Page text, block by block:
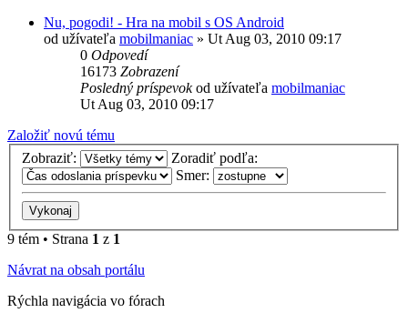
Nu, pogodi! - Hra na mobil s OS Android
od užívateľa mobilmaniac » Ut Aug 03, 2010 09:17
0 Odpovedí
16173 Zobrazení
Posledný príspevokod užívateľa mobilmaniac
Ut Aug 03, 2010 09:17
Založiť novú tému
Zobraziť:
Zoradiť podľa:
Smer:
9 tém • Strana 1 z 1
Návrat na obsah portálu
Rýchla navigácia vo fórach